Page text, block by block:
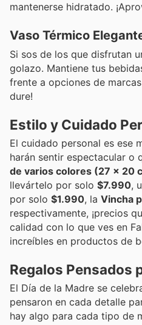
mantenerse hidratado.
Vaso Térmico
Si sos de los que disfrutan
golazo. Mantiene tus
frente a opciones de
dure!
Estilo y Cuidado
El cuidado personal es ese
harán sentir espectacular o
de varios colores (27 x 20
llevártelo por solo $7.990,
por solo $1.990, la Vincha
respectivamente, ¡precios
calidad con lo que ves en
increíbles en productos de
Regalos Pensados
El Día de la Madre se
pensaron en cada detalle
hay algo para cada tipo de